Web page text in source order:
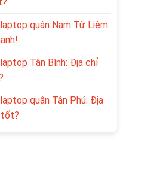
quận Nam Từ Liêm
Tân Bình: Địa chỉ
quận Tân Phú: Địa
tốt?